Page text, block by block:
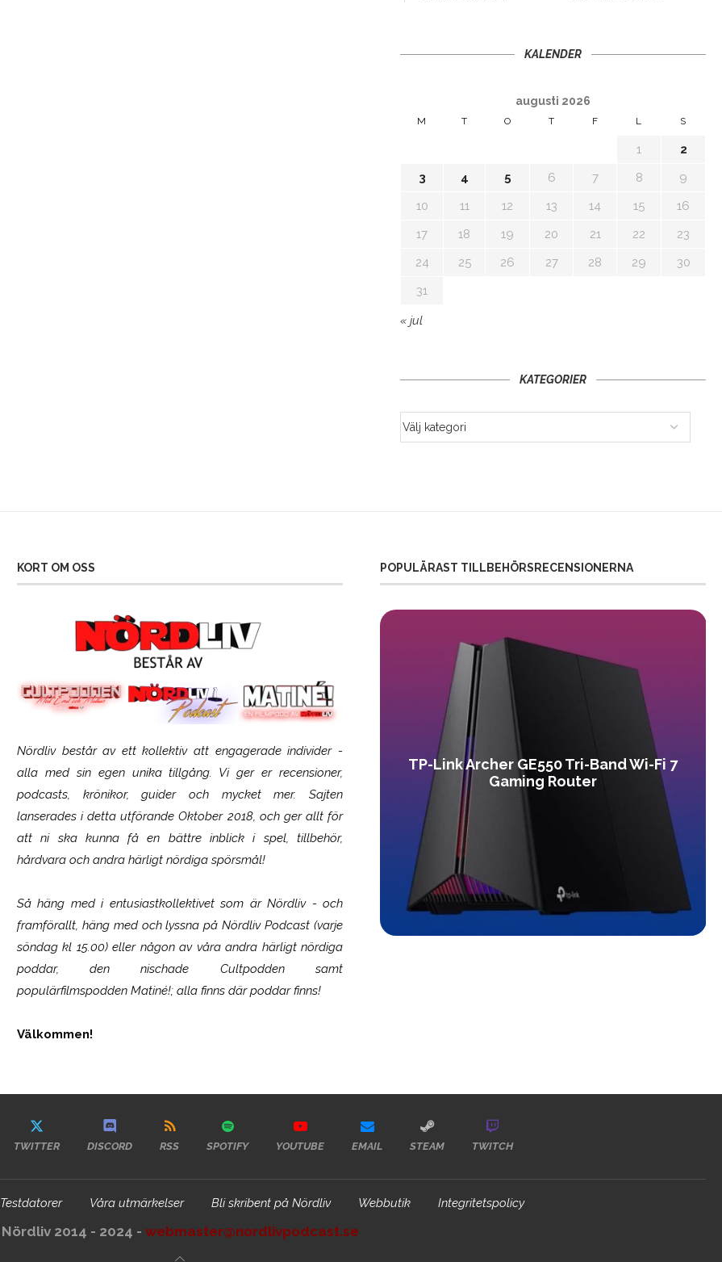
KALENDER
augusti 2026
M T O T F L S
1
2
3
4 5 6 7 8
9
10
11 12 13 14 15
16
17
18 19 20 21 22
23
24
25 26 27 28 29
30
31
« jul
KATEGORIER
KORT OM OSS
Nördliv består av ett kollektiv att engagerade individer -
alla med sin egen unika tillgång. Vi ger er recensioner,
podcasts, krönikor, guider och mycket mer. Sajten
lanserades i detta utförande Oktober 2018, och ger allt för
att ni ska kunna få en bättre inblick i spel, tillbehör,
hårdvara och andra härligt nördiga spörsmål!
Så häng med i entusiastkollektivet som ärNördliv- och
framförallt, häng med och lyssna på Nördliv Podcast (varje
söndag kl 15.00) eller någon av våra andra härligt nördiga
poddar, den nischade Cultpodden samt
populärfilmspodden Matiné!; alla finns där poddar finns!
Välkommen!
POPULÄRAST TILLBEHÖRSRECENSIONERNA
Logitech G316 X 98
TP-Link Archer GE550 Tri-Band Wi-Fi 7
Gaming Router
TWITTER DISCORD RSS SPOTIFY YOUTUBE EMAIL STEAM TWITCH
Testdatorer Våra utmärkelser Bli skribent på Nördliv Webbutik Integritetspolicy
Nördliv 2014 - 2024 - webmaster@nordlivpodcast.se